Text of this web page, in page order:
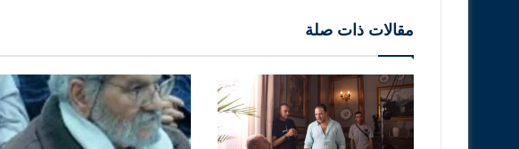
مقالات ذات صلة